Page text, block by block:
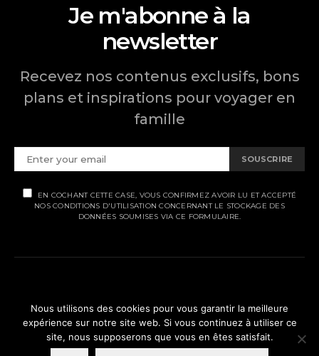
Je m'abonne à la
newsletter
Recevez nos contenus exclusifs, bons
plans et inspirations pour voyager en
famille
SOUSCRIRE
EN COCHANT CETTE CASE, VOUS CONFIRMEZ AVOIR LU ET ACCEPTÉ
NOS CONDITIONS D'UTILISATION CONCERNANT LE STOCKAGE DES
DONNÉES SOUMISES VIA CE FORMULAIRE.
MENTIONS LÉGALES
POLITIQUE DE CONFIDENTIALITÉ
© Ti' Piment 2012 - 2026
Nous utilisons des cookies pour vous garantir la meilleure
expérience sur notre site web. Si vous continuez à utiliser ce
site, nous supposerons que vous en êtes satisfait.